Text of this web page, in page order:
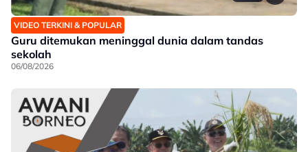
VIDEO TERKINI & POPULAR
Guru ditemukan meninggal dunia dalam tandas
sekolah
06/08/2026